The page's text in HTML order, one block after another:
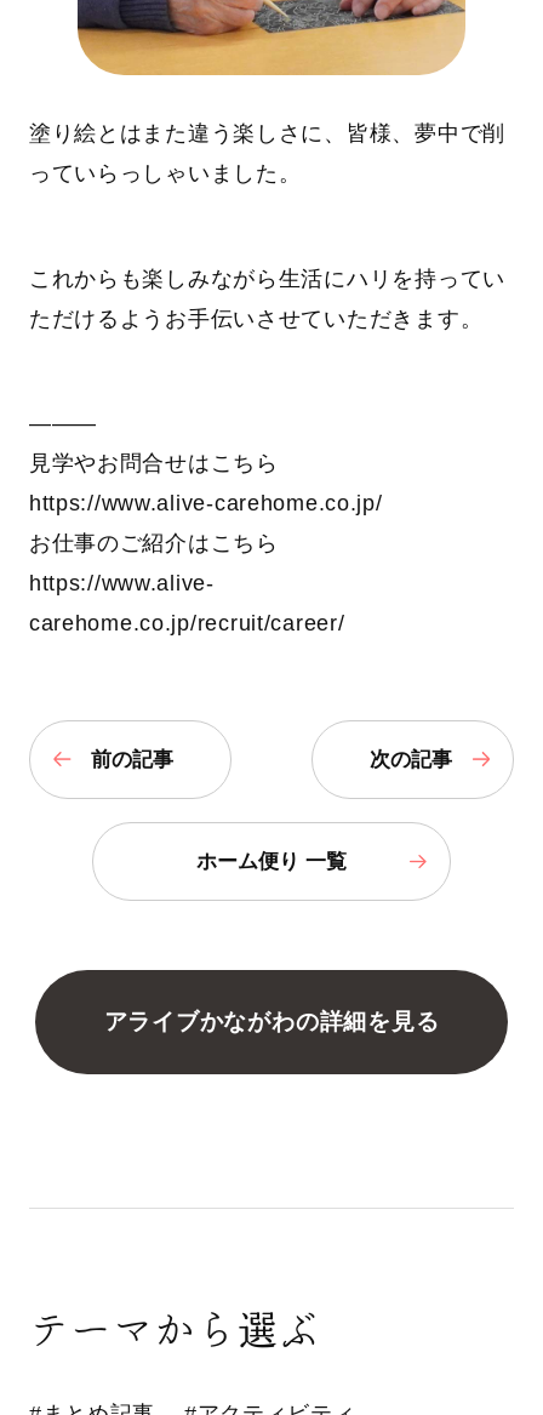
塗り絵とはまた違う楽しさに、皆様、夢中で削
っていらっしゃいました。
これからも楽しみながら生活にハリを持ってい
ただけるようお手伝いさせていただきます。
―――
見学やお問合せはこちら
https://www.alive-carehome.co.jp/
お仕事のご紹介はこちら
https://www.alive-
carehome.co.jp/recruit/career/
前の記事 次の記事
ホーム便り 一覧
アライブかながわの詳細を見る
テーマから選ぶ